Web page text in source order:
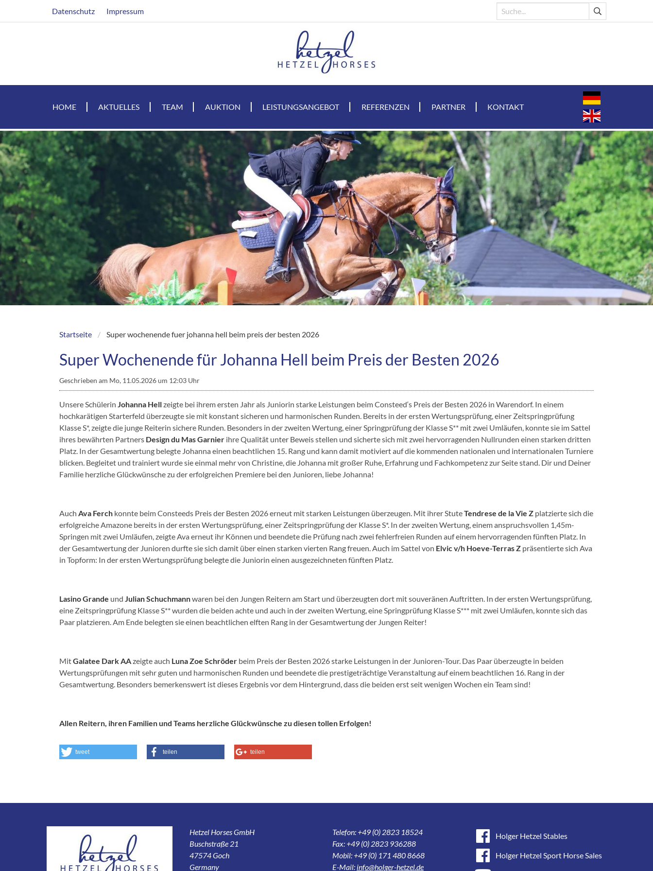
Datenschutz Impressum
HOME AKTUELLES TEAM AUKTION LEISTUNGSANGEBOT REFERENZEN PARTNER KONTAKT
Breadcrumb
Startseite Super wochenende fuer johanna hell beim preis der besten 2026
Super Wochenende für Johanna Hell beim Preis der Besten 2026
Geschrieben am Mo, 11.05.2026 um 12:03 Uhr
Unsere Schülerin Johanna Hellzeigte bei ihrem ersten Jahr als Juniorin starke Leistungen beim Consteed‘s Preis der Besten 2026 in Warendorf. In einem
hochkarätigen Starterfeld überzeugte sie mit konstant sicheren und harmonischen Runden. Bereits in der ersten Wertungsprüfung, einer Zeitspringprüfung
Klasse S*, zeigte die junge Reiterin sichere Runden. Besonders in der zweiten Wertung, einer Springprüfung der Klasse S** mit zwei Umläufen, konnte sie im Sattel
ihres bewährten Partners Design du Mas Garnier ihre Qualität unter Beweis stellen und sicherte sich mit zwei hervorragenden Nullrunden einen starken dritten
Platz. In der Gesamtwertung belegte Johanna einen beachtlichen 15. Rang und kann damit motiviert auf die kommenden nationalen und internationalen Turniere
blicken. Begleitet und trainiert wurde sie einmal mehr von Christine, die Johanna mit großer Ruhe, Erfahrung und Fachkompetenz zur Seite stand. Dir und Deiner
Familie herzliche Glückwünsche zu der erfolgreichen Premiere bei den Junioren, liebe Johanna!
Auch Ava Ferch konnte beim Consteeds Preis der Besten 2026 erneut mit starken Leistungen überzeugen. Mit ihrer StuteTendrese de la Vie Z platzierte sich die
erfolgreiche Amazone bereits in der ersten Wertungsprüfung, einer Zeitspringprüfung der Klasse S*. In der zweiten Wertung, einem anspruchsvollen 1,45m-
Springen mit zwei Umläufen, zeigte Ava erneut ihr Können und beendete die Prüfung nach zwei fehlerfreien Runden auf einem hervorragenden fünften Platz. In
der Gesamtwertung der Junioren durfte sie sich damit über einen starken vierten Rang freuen. Auch im Sattel von Elvic v/h Hoeve-Terras Z präsentierte sich Ava
in Topform: In der ersten Wertungsprüfung belegte die Juniorin einen ausgezeichneten fünften Platz.
Lasino Grande und Julian Schuchmannwaren bei den Jungen Reitern am Start und überzeugten dort mit souveränen Auftritten. In der ersten Wertungsprüfung,
eine Zeitspringprüfung Klasse S** wurden die beiden achte und auch in der zweiten Wertung, eine Springprüfung Klasse S*** mit zwei Umläufen, konnte sich das
Paar platzieren. Am Ende belegten sie einen beachtlichen elften Rang in der Gesamtwertung der Jungen Reiter!
MitGalatee Dark AAzeigte auch Luna Zoe Schröder beim Preis der Besten 2026 starke Leistungen in der Junioren-Tour. Das Paar überzeugte in beiden
Wertungsprüfungen mit sehr guten und harmonischen Runden und beendete die prestigeträchtige Veranstaltung auf einem beachtlichen 16. Rang in der
Gesamtwertung. Besonders bemerkenswert ist dieses Ergebnis vor dem Hintergrund, dass die beiden erst seit wenigen Wochen ein Team sind!
Allen Reitern, ihren Familien und Teams herzliche Glückwünsche zu diesen tollen Erfolgen!
tweet teilen teilen
Hetzel Horses GmbH
Buschstraße 21
47574 Goch
Germany
Telefon: +49 (0) 2823 18524
Fax: +49 (0) 2823 936288
Mobil: +49 (0) 171 480 8668
E-Mail: info@holger-hetzel.de
Holger Hetzel Stables
Holger Hetzel Sport Horse Sales